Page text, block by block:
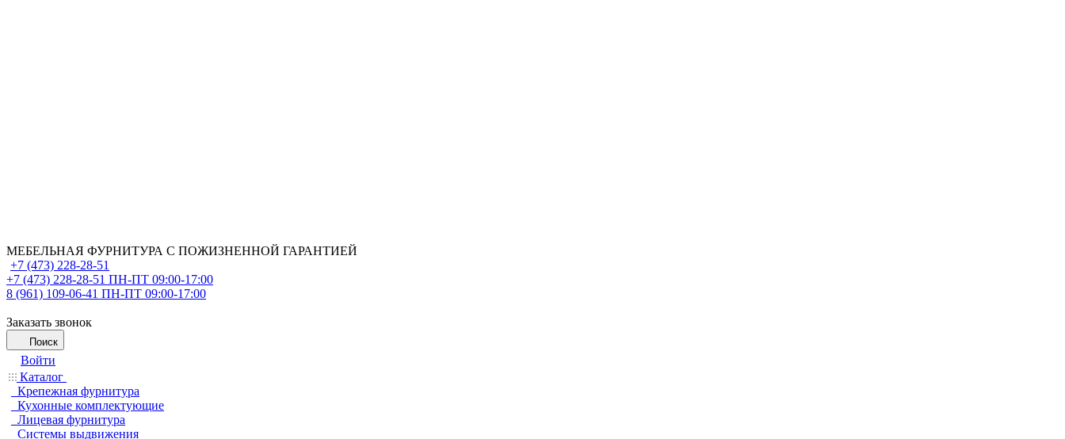
МЕБЕЛЬНАЯ ФУРНИТУРА С ПОЖИЗНЕННОЙ ГАРАНТИЕЙ
+7 (473) 228-28-51
+7 (473) 228-28-51 ПН-ПТ 09:00-17:00
8 (961) 109-06-41 ПН-ПТ 09:00-17:00
Заказать звонок
Поиск
Войти
Каталог
Крепежная фурнитура
Кухонные комплектующие
Лицевая фурнитура
Системы выдвижения